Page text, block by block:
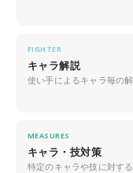
FIGHTER
キャラ解説
使い手によるキャラ毎の
MEASURES
キャラ・技対策
特定のキャラや技に対す